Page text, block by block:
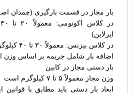
بار مجاز در قسمت بارگیری (چمدان
ایرلاین)
در کلاس بیزنس: معمولاً ۳۰ تا ۴۰ کیلوگرم
اضافه بار شامل جریمه بر اساس وزن
بار دستی مجاز در کابین
وزن مجاز معمولاً ۵ تا ۷ کیلوگرم است
ابعاد بار دستی باید مطابق با قوانین